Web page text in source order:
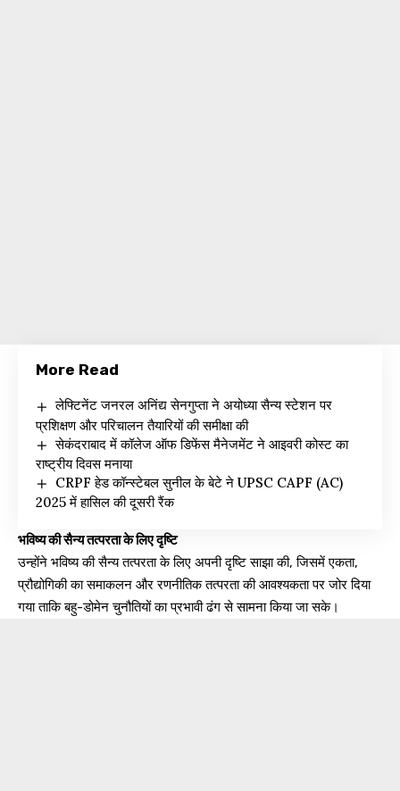
More Read
लेफ्टिनेंट जनरल अनिंद्य सेनगुप्ता ने अयोध्या सैन्य स्टेशन पर
प्रशिक्षण और परिचालन तैयारियों की समीक्षा की
सेकंदराबाद में कॉलेज ऑफ डिफेंस मैनेजमेंट ने आइवरी कोस्ट का
राष्ट्रीय दिवस मनाया
CRPF हेड कॉन्स्टेबल सुनील के बेटे ने UPSC CAPF (AC)
2025 में हासिल की दूसरी रैंक
भविष्य की सैन्य तत्परता के लिए दृष्टि
उन्होंने भविष्य की सैन्य तत्परता के लिए अपनी दृष्टि साझा की, जिसमें एकता,
प्रौद्योगिकी का समाकलन और रणनीतिक तत्परता की आवश्यकता पर जोर दिया
गया ताकि बहु-डोमेन चुनौतियों का प्रभावी ढंग से सामना किया जा सके।